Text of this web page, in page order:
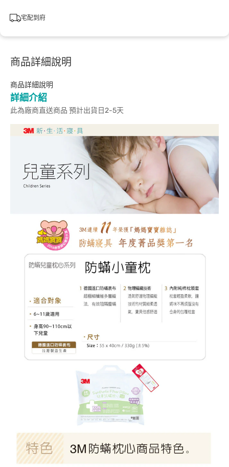
宅配到府
商品詳細說明
商品詳細說明
詳細介紹
此為廠商直送商品 預計出貨日2-5天